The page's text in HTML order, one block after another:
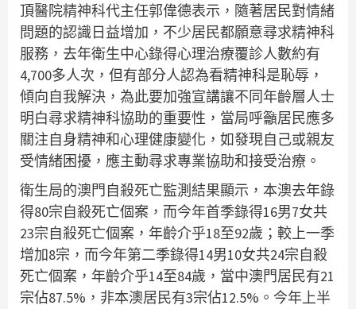
頂醫院精神科代主任郭偉德表示，隨著居民對情緒
問題的認識日益增加，不少居民都願意尋求精神科
服務，去年衛生中心錄得心理治療覆診人數約有
4,700多人次，但有部分人認為看精神科是恥辱，
傾向自我解決，為此要加強宣講讓不同年齡層人士
明白尋求精神科協助的重要性，當局呼籲居民應多
關注自身精神和心理健康變化，如發現自己或親友
受情緒困擾，應主動尋求專業協助和接受治療。
衛生局的澳門自殺死亡監測結果顯示，本澳去年錄
得80宗自殺死亡個案，而今年首季錄得16男7女共
23宗自殺死亡個案，年齡介乎18至92歲；較上一季
增加8宗，而今年第二季錄得14男10女共24宗自殺
死亡個案，年齡介乎14至84歲，當中澳門居民有21
宗佔87.5%，非本澳居民有3宗佔12.5%。今年上半